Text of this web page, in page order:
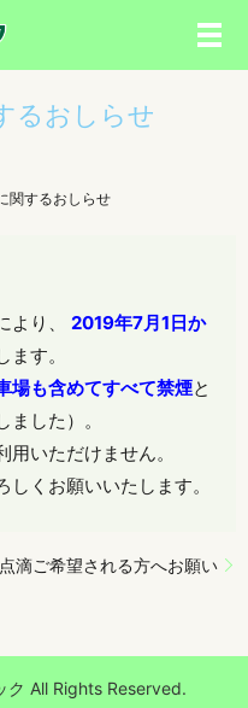
メ
るおしらせ
関するおしらせ
より、2019年7月1日か
す。
場も含めてすべて禁煙と
した）。
いただけません。
くお願いいたします。
滴ご希望される方へお願い
All Rights Reserved.